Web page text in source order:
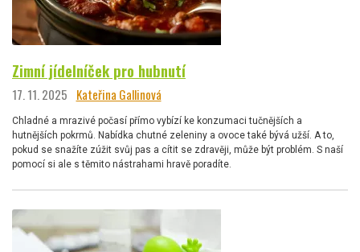
Zimní jídelníček pro hubnutí
17. 11. 2025 Kateřina Gallinová
Chladné a mrazivé počasí přímo vybízí ke konzumaci tučnějších a
hutnějších pokrmů. Nabídka chutné zeleniny a ovoce také bývá užší. A to,
pokud se snažíte zúžit svůj pas a cítit se zdravěji, může být problém. S naší
pomocí si ale s těmito nástrahami hravě poradíte.